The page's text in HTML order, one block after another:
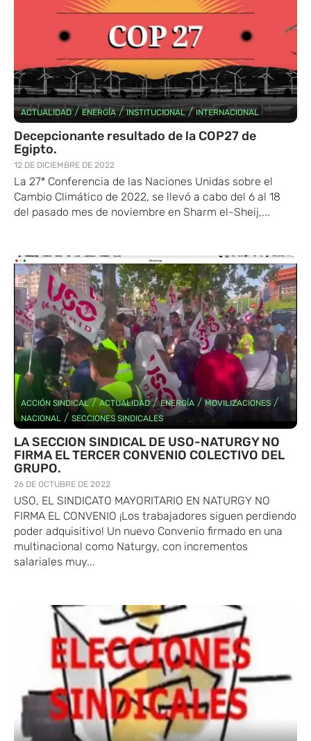
ACTUALIDAD/ENERGÍA/INSTITUCIONAL/INTERNACIONAL
Decepcionante resultado de la COP27 de
Egipto.
12 DE DICIEMBRE DE 2022
La 27ª Conferencia de las Naciones Unidas sobre el
Cambio Climático de 2022, se llevó a cabo del 6 al 18
del pasado mes de noviembre en Sharm el-Sheij,...
ACCIÓN SINDICAL/ACTUALIDAD/ENERGÍA /MOVILIZACIONES /
NACIONAL / SECCIONES SINDICALES
LA SECCION SINDICAL DE USO-NATURGY NO
FIRMA EL TERCER CONVENIO COLECTIVO DEL
GRUPO.
26 DE OCTUBRE DE 2022
USO, EL SINDICATO MAYORITARIO EN NATURGY NO
FIRMA EL CONVENIO ¡Los trabajadores siguen perdiendo
poder adquisitivo! Un nuevo Convenio firmado en una
multinacional como Naturgy, con incrementos
salariales muy...